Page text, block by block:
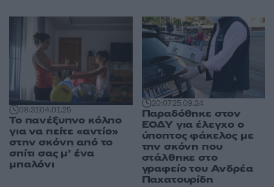
08:3104.01.25
Το πανέξυπνο κόλπο
για να πείτε «αντίο»
στην σκόνη από το
σπίτι σας μ’ ένα
μπαλόνι
20:0725.09.24
Παραδόθηκε στον
ΕΟΔΥ για έλεγχο ο
ύποπτος φάκελος με
την σκόνη που
στάλθηκε στο
γραφείο του Ανδρέα
Παχατουρίδη